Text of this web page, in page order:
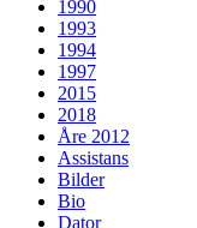
1990
1993
1994
1997
2015
2018
Åre 2012
Assistans
Bilder
Bio
Dator